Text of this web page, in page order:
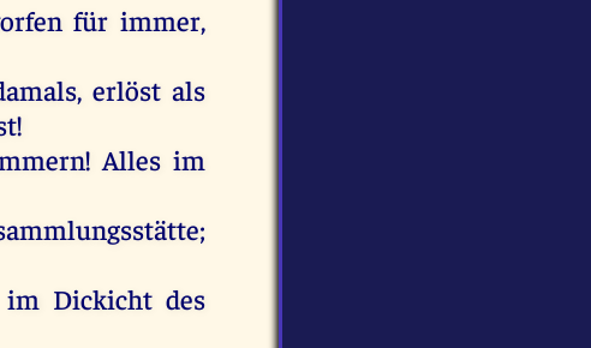
für immer,
,erlöst als
!
! Alles im
im Dickicht des